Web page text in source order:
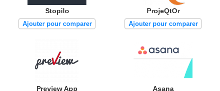
Stopilo
Ajouter pour comparer
ProjeQtOr
Ajouter pour comparer
Preview App Asana